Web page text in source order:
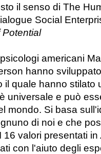
il senso di The
Social
Potential
americani
hanno
il quale hanno stilato
universale e può
mondo. Si basa
di noi e che
16 valori presentati in
con l'aiuto degli